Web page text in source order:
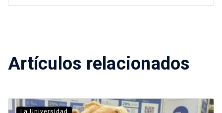
Artículos relacionados